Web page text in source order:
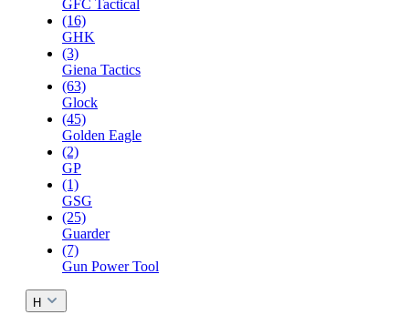
GFC Tactical
(16)
GHK
(3)
Giena Tactics
(63)
Glock
(45)
Golden Eagle
(2)
GP
(1)
GSG
(25)
Guarder
(7)
Gun Power Tool
H